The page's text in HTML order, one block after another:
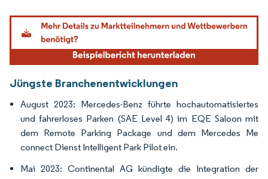
Bild © Mordor Intelligence. Wiederverwendung erfordert Namensnennung gemäß
Jüngste Branchenentwicklungen
August 2023: Mercedes-Benz führte hochautomatisiertes
und fahrerloses Parken (SAE Level 4) im EQE Saloon mit
dem Remote Parking Package und dem Mercedes Me
connect Dienst Intelligent Park Pilot ein.
Mai 2023: Continental AG kündigte die Integration der